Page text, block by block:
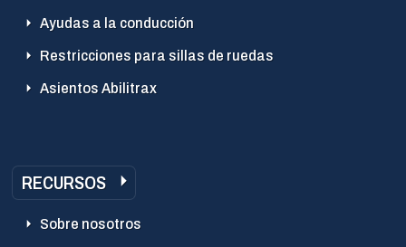
Ayudas a la conducción
Restricciones para sillas de ruedas
Asientos Abilitrax
RECURSOS
Sobre nosotros